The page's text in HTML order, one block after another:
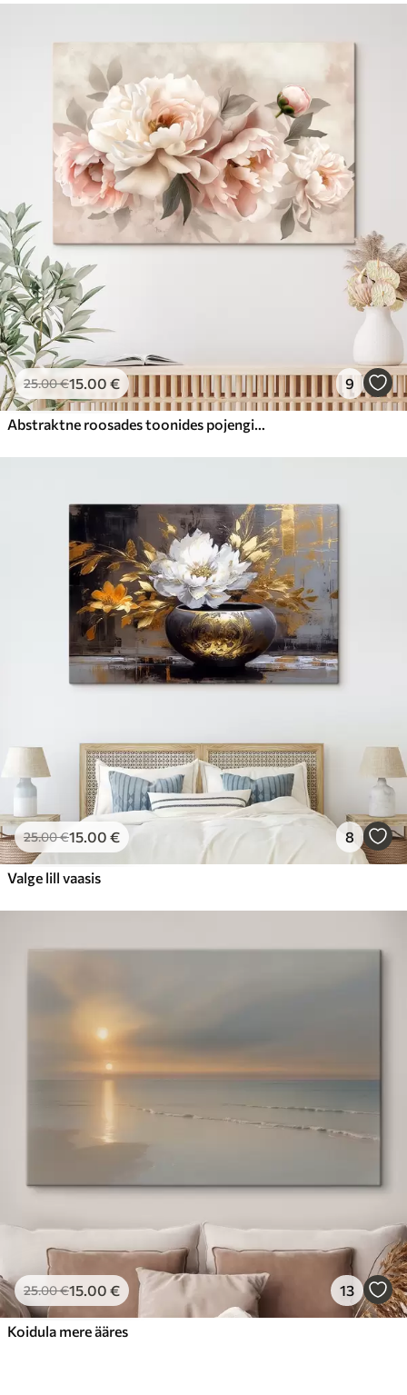
25.00€15.00 € 9
Abstraktne roosades toonides pojengide kimp
25.00€15.00 € 8
Valge lill vaasis
25.00€15.00 € 13
Koidula mere ääres